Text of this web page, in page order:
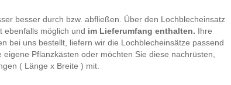
besser durch bzw. abfließen. Über den Lochblecheinsatz
ebenfalls möglich und im Lieferumfang enthalten. Ihre
bei uns bestellt, liefern wir die Lochblecheinsätze passend
Pflanzkästen oder möchten Sie diese nachrüsten,
( Länge x Breite ) mit.